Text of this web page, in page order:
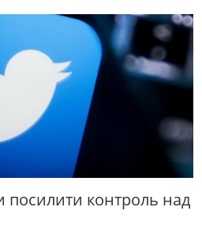
посилити контроль над